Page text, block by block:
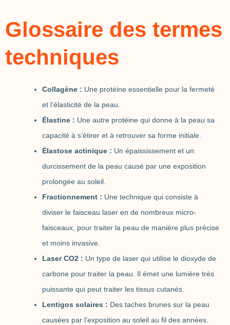
Glossaire des termes
techniques
Collagène : Une protéine essentielle pour la fermeté
et l’élasticité de la peau.
Élastine : Une autre protéine qui donne à la peau sa
capacité à s’étirer et à retrouver sa forme initiale.
Élastose actinique : Un épaississement et un
durcissement de la peau causé par une exposition
prolongée au soleil.
Fractionnement : Une technique qui consiste à
diviser le faisceau laser en de nombreux micro-
faisceaux, pour traiter la peau de manière plus précise
et moins invasive.
Laser CO2 : Un type de laser qui utilise le dioxyde de
carbone pour traiter la peau. Il émet une lumière très
puissante qui peut traiter les tissus cutanés.
Lentigos solaires : Des taches brunes sur la peau
causées par l’exposition au soleil au fil des années.